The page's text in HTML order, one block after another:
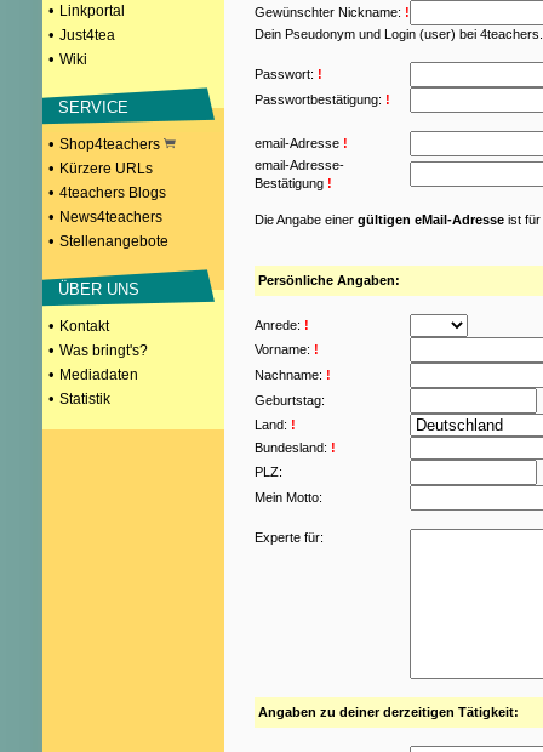
• Linkportal
• Just4tea
• Wiki
SERVICE
• Shop4teachers
• Kürzere URLs
• 4teachers Blogs
• News4teachers
• Stellenangebote
ÜBER UNS
• Kontakt
• Was bringt's?
• Mediadaten
• Statistik
Gewünschter Nickname: !
Dein Pseudonym und Login (user) bei
Passwort: !
Passwortbestätigung: !
email-Adresse !
email-Adresse-
Bestätigung !
Die Angabe einer gültigen eMail-Adresse ist für
Persönliche Angaben:
Anrede: !
Vorname: !
Nachname: !
Geburtstag:
Land: !
Bundesland: !
PLZ:
Mein Motto:
Experte für:
Angaben zu deiner derzeitigen Tätigkeit: